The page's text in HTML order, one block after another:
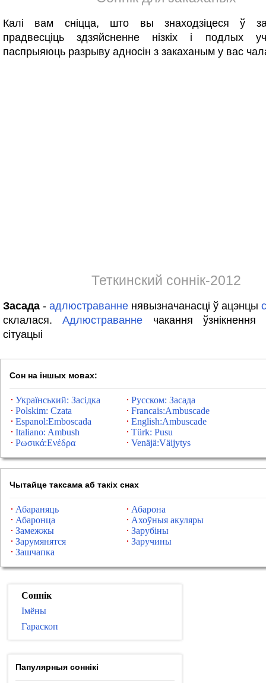
Калі вам сніцца, што вы знаходзіцеся ў
прадвесціць здзяйсненне нізкіх і подлых
паспрыяюць разрыву адносін з закаханым у вас
Теткинский соннік-2012
Засада - адлюстраванне нявызначанасці ў ацэнцы
склалася.Адлюстраванне чакання ўзнікнення
сітуацыі
Сон на іншых мовах:
Український: Засідка
Русском: Засада
Polskim: Czata
Francais:Ambuscade
Espanol:Emboscada
English:Ambuscade
Italiano: Ambush
Türk: Pusu
Ρωσικά:Ενέδρα
Venäjä:Väijytys
Чытайце таксама аб такіх снах
Абараняць
Абарона
Абаронца
Ахоўныя акуляры
Замежжы
Зарубіны
Зарумянятся
Заручины
Зашчапка
Соннік
Імёны
Гараскоп
Папулярныя соннікі